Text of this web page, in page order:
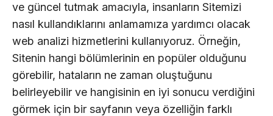
ve güncel tutmak amacıyla, insanların Sitemizi
nasıl kullandıklarını anlamamıza yardımcı olacak
web analizi hizmetlerini kullanıyoruz. Örneğin,
Sitenin hangi bölümlerinin en popüler olduğunu
görebilir, hataların ne zaman oluştuğunu
belirleyebilir ve hangisinin en iyi sonucu verdiğini
görmek için bir sayfanın veya özelliğin farklı